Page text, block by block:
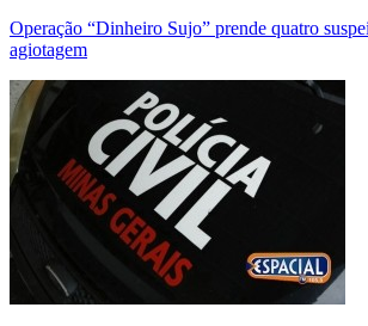
Operação “Dinheiro Sujo” prende quatro
agiotagem